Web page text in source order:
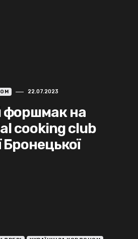
22.07.2023
форшмак на
cooking club
Бронецької